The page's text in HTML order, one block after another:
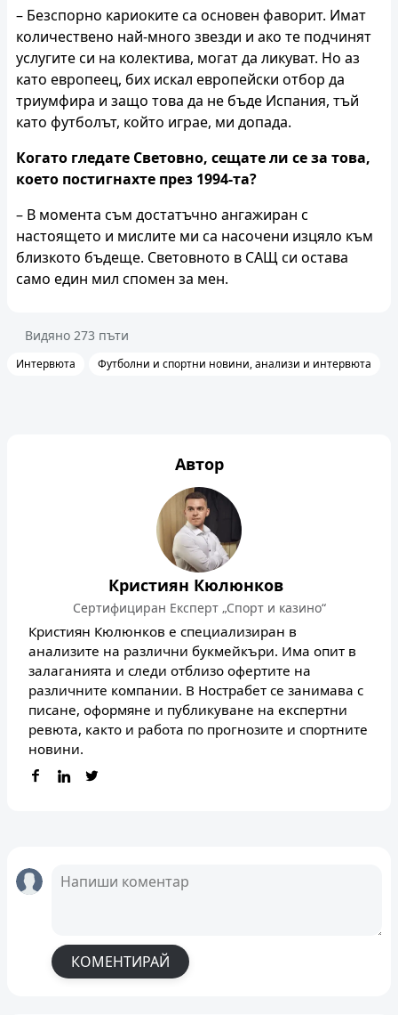
– Безспорно кариоките са основен фаворит. Имат
количествено най-много звезди и ако те подчинят
услугите си на колектива, могат да ликуват. Но аз
като европеец, бих искал европейски отбор да
триумфира и защо това да не бъде Испания, тъй
като футболът, който играе, ми допада.
Когато гледате Световно, сещате ли се за това,
което постигнахте през 1994-та?
– В момента съм достатъчно ангажиран с
настоящето и мислите ми са насочени изцяло към
близкото бъдеще. Световното в САЩ си остава
само един мил спомен за мен.
Видяно 273 пъти
Интервюта Футболни и спортни новини, анализи и интервюта
Автор
Кристиян Кюлюнков
Сертифициран Експерт „Спорт и казино“
Кристиян Кюлюнков е специализиран в
анализите на различни букмейкъри. Има опит в
залаганията и следи отблизо офертите на
различните компании. В Нострабет се занимава с
писане, оформяне и публикуване на експертни
ревюта, както и работа по прогнозите и спортните
новини.
КОМЕНТИРАЙ